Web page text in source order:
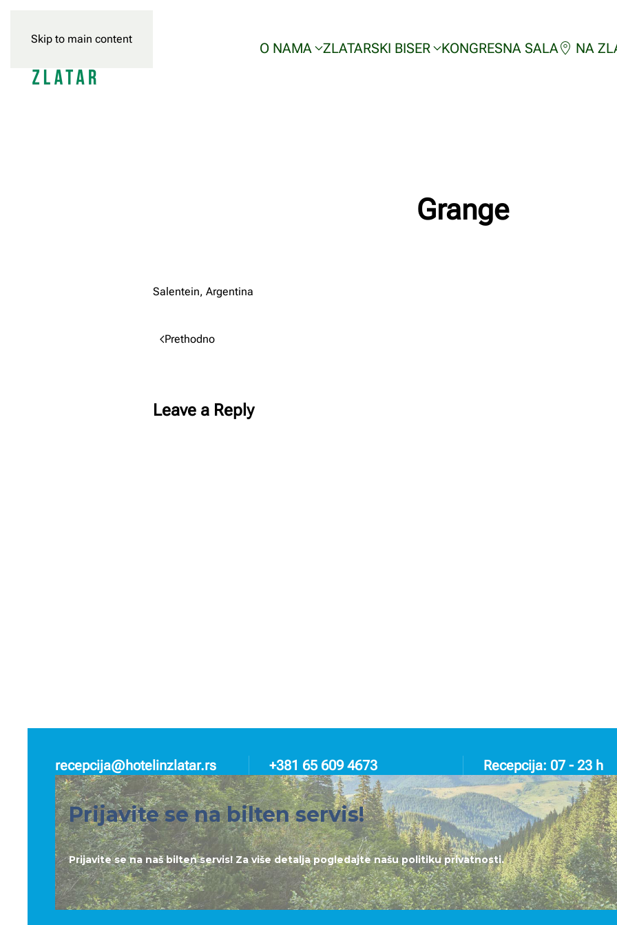
Skip to main content
O NAMA ZLATARSKI BISER KONGRESNA SALA NA
Grange
Salentein, Argentina
Prethodno
Leave a Reply
recepcija@hotelinzlatar.rs +381 65 609 4673 Recepcija: 07 - 23 h
Prijavite se na bilten servis!
Prijavite se na naš bilten servis! Za više detalja pogledajte našupolitiku privatnosti.